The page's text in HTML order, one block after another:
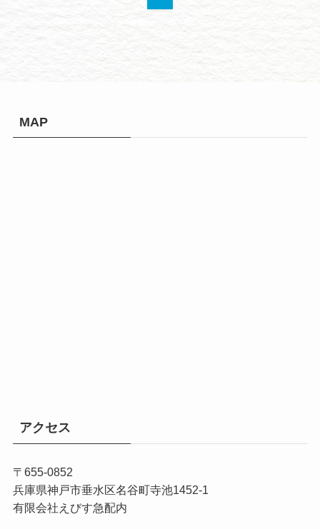
MAP
アクセス
〒655-0852
兵庫県神戸市垂水区名谷町寺池1452-1
有限会社えびす急配内